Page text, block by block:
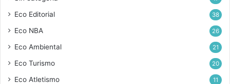
Eco Editorial 38
Eco NBA 26
Eco Ambiental 21
Eco Turismo 20
Eco Atletismo 11